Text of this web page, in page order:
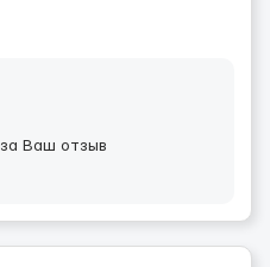
Ваш отзыв